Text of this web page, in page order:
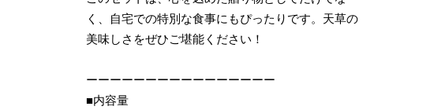
く、自宅での特別な食事にもぴったりです。天草の
美味しさをぜひご堪能ください！
ーーーーーーーーーーーーーーーー
■内容量